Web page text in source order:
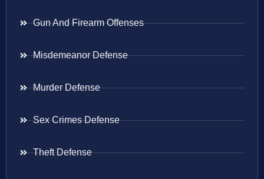
Gun And Firearm Offenses
Misdemeanor Defense
Murder Defense
Sex Crimes Defense
Theft Defense